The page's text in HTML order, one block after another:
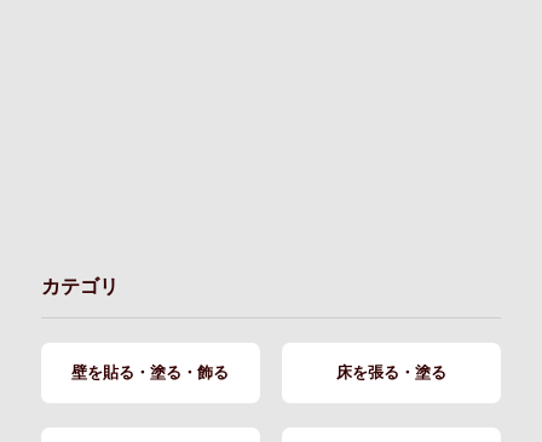
カテゴリ
壁を貼る・塗る・飾る 床を張る・塗る